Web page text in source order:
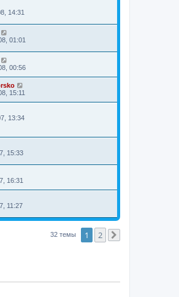
14:31
01:01
00:56
15:11
13:34
15:33
16:31
11:27
32 темы 1 2